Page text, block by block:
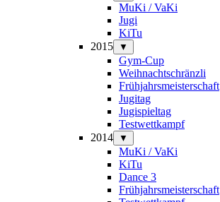
MuKi / VaKi
Jugi
KiTu
2015
▼
Gym-Cup
Weihnachtschränzli
Frühjahrsmeisterschaft
Jugitag
Jugispieltag
Testwettkampf
2014
▼
MuKi / VaKi
KiTu
Dance 3
Frühjahrsmeisterschaft